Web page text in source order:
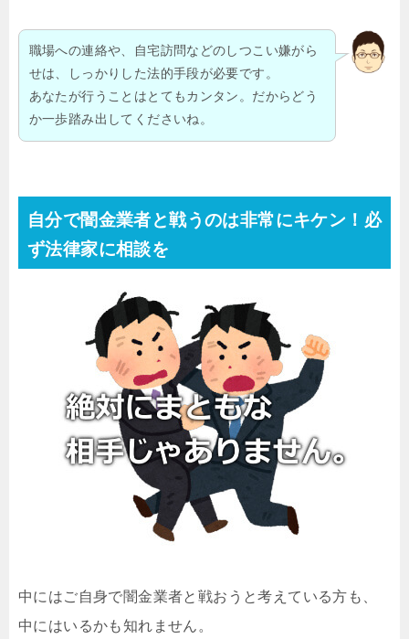
職場への連絡や、自宅訪問などのしつこい嫌がら
せは、しっかりした法的手段が必要です。
あなたが行うことはとてもカンタン。だからどう
か一歩踏み出してくださいね。
自分で闇金業者と戦うのは非常にキケン！必
ず法律家に相談を
中にはご自身で闇金業者と戦おうと考えている方も、
中にはいるかも知れません。